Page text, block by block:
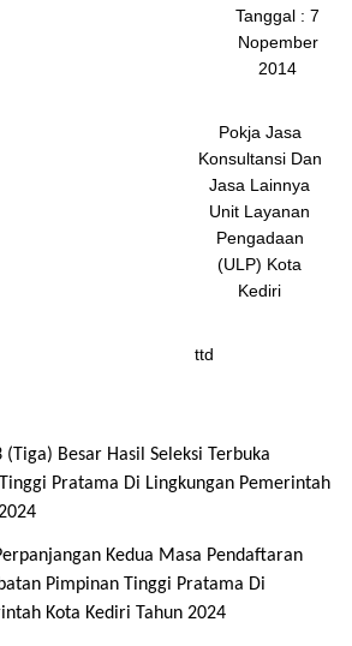
Tanggal : 7
Nopember
2014
Pokja Jasa
Konsultansi Dan
Jasa Lainnya
Unit Layanan
Pengadaan
(ULP) Kota
Kediri
ttd
(Tiga) Besar Hasil Seleksi Terbuka
Pratama Di Lingkungan Pemerintah
Kedua Masa Pendaftaran
Pimpinan Tinggi Pratama Di
Kota Kediri Tahun 2024